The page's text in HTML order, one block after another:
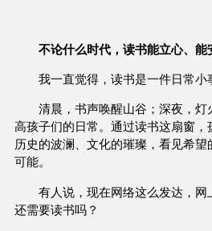
不论什么时代，读书能立心、能
我一直觉得，读书是一件日常小
清晨，书声唤醒山谷；深夜，灯
高孩子们的日常。通过读书这扇窗，
历史的波澜、文化的璀璨，看见希
可能。
有人说，现在网络这么发达，网
还需要读书吗？